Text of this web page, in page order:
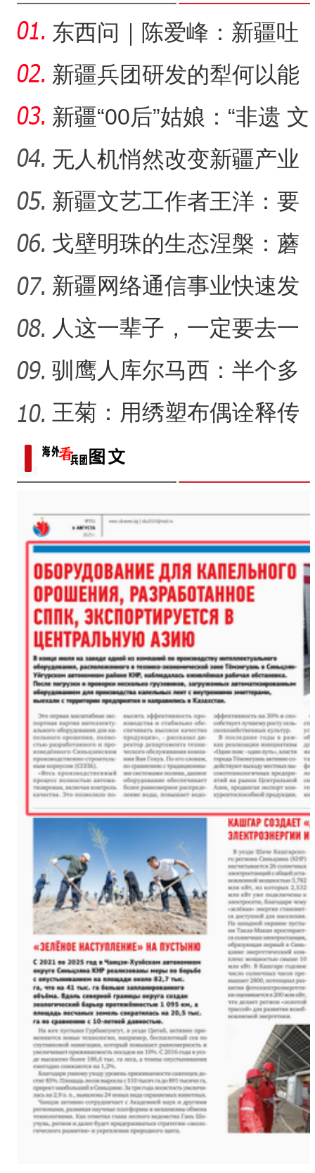
新疆石河子：打造“空中丝
乌鲁木齐：中小学生科技馆
万亩葡萄成熟上市“
新疆昭苏垦区麦收“
东西问｜陈爱峰：新疆吐
峪沟石窟，古文明交汇见
证
新疆兵团研发的犁何以能
走出国门？
新疆“00后”姑娘：“非遗 文
创”让传统文化“潮”
无人机悄然改变新疆产业
生产方式
新疆文艺工作者王洋：要
把美好的家乡唱给更多人
听
戈壁明珠的生态涅槃：蘑
菇湖水库的生态戍边战
新疆网络通信事业快速发
展 拉近世界与新疆距离
人这一辈子，一定要去一
趟新星市！
驯鹰人库尔马西：半个多
世纪的传统文化守望
王菊：用绣塑布偶诠释传
统符号与技艺